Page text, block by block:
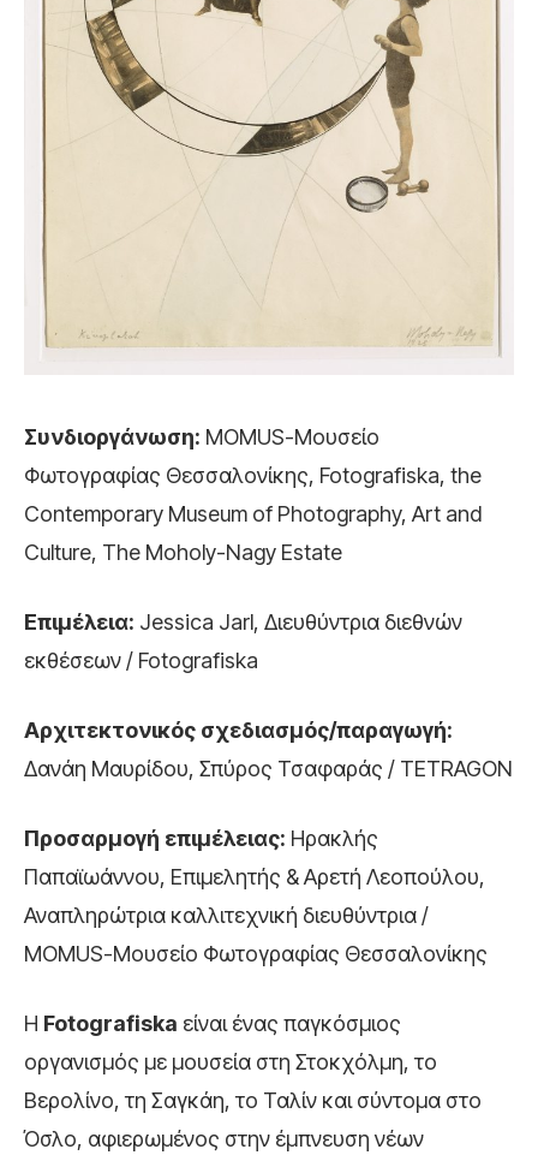
Συνδιοργάνωση: ΜΟΜUS-Μουσείο
Φωτογραφίας Θεσσαλονίκης, Fotografiska, the
Contemporary Museum of Photography, Art and
Culture, The Moholy-Nagy Estate
Επιμέλεια: Jessica Jarl, Διευθύντρια διεθνών
εκθέσεων / Fotografiska
Αρχιτεκτονικός σχεδιασμός/παραγωγή:
Δανάη Μαυρίδου, Σπύρος Τσαφαράς / TETRAGON
Προσαρμογή επιμέλειας: Ηρακλής
Παπαϊωάννου, Επιμελητής & Αρετή Λεοπούλου,
Αναπληρώτρια καλλιτεχνική διευθύντρια /
ΜΟΜUS-Μουσείο Φωτογραφίας Θεσσαλονίκης
H Fotografiska είναι ένας παγκόσμιος
οργανισμός με μουσεία στη Στοκχόλμη, το
Βερολίνο, τη Σαγκάη, το Ταλίν και σύντομα στο
Όσλο, αφιερωμένος στην έμπνευση νέων